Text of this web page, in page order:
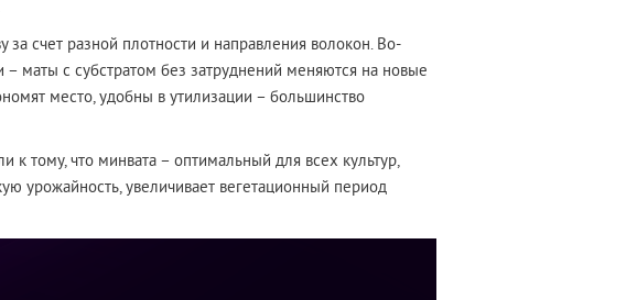
счет разной плотности и направления волокон. Во-
– маты с субстратом без затруднений меняются на новые
место, удобны в утилизации – большинство
тому, что минвата – оптимальный для всех культур,
урожайность, увеличивает вегетационный период